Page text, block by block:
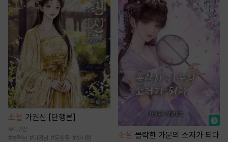
소설 가권신 [단행본]
1.2만
#능력남 #다정남 #동양풍 #첫사랑
소설 몰락한 가문의 소저가 되다